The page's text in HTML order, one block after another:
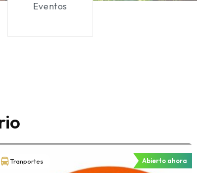
Ocio/Deporte
Tranportes Abierto ahora